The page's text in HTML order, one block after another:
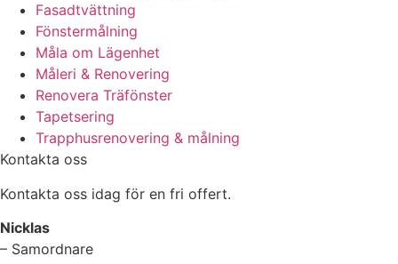
Fasadtvättning
Fönstermålning
Måla om Lägenhet
Måleri & Renovering
Renovera Träfönster
Tapetsering
Trapphusrenovering & målning
Kontakta oss
Kontakta oss idag för en fri offert.
Nicklas
– Samordnare